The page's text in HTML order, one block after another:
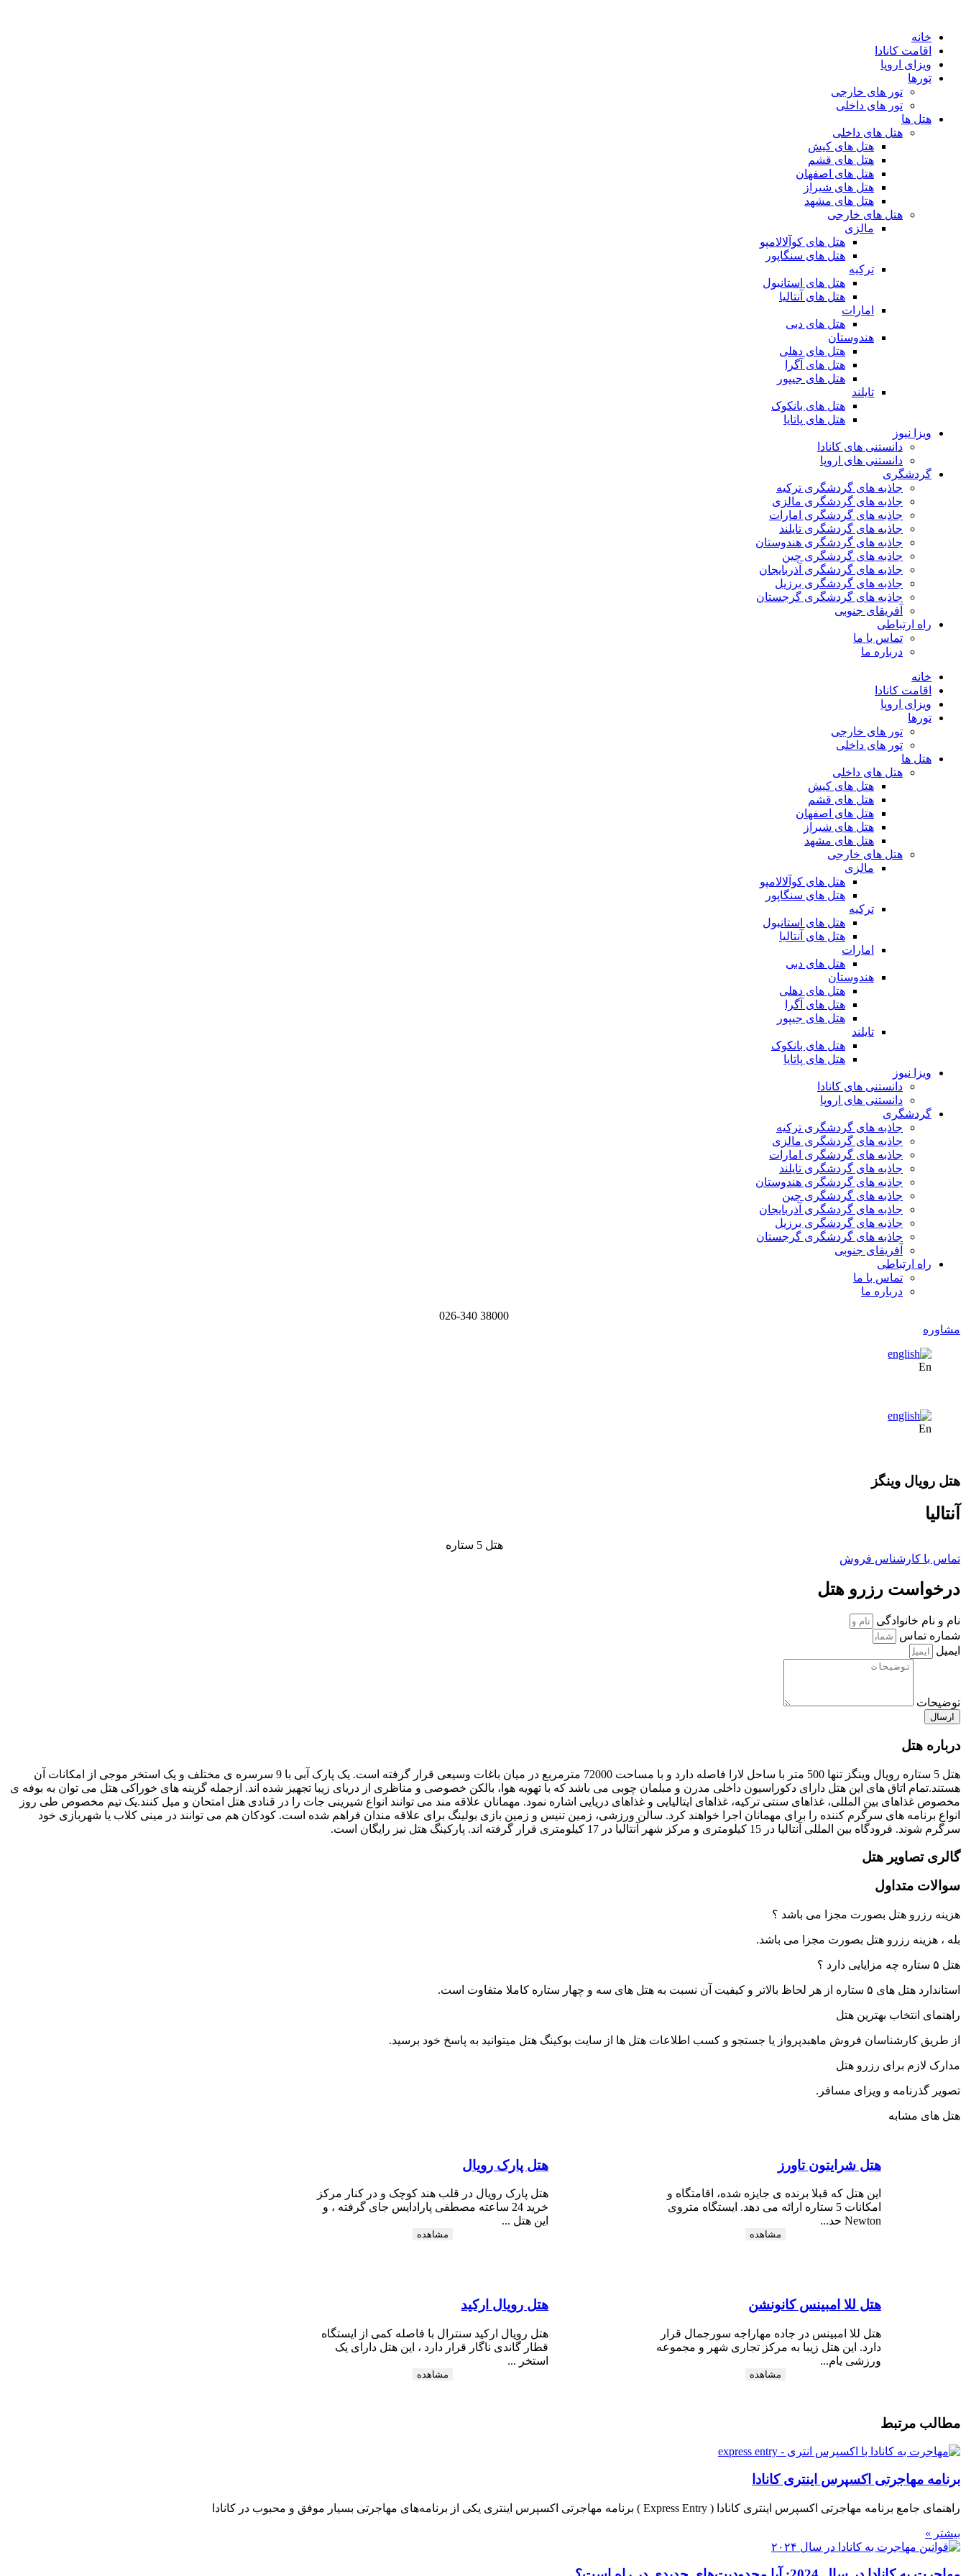
محتوا
خانه
اقامت کانادا
ویزای اروپا
تورها
تور های خارجی
تور های داخلی
هتل ها
هتل های داخلی
هتل های کیش
هتل های قشم
هتل های اصفهان
هتل های شیراز
هتل های مشهد
هتل های خارجی
مالزی
هتل های کوآلالامپو
هتل های سنگاپور
ترکیه
هتل های استانبول
هتل های آنتالیا
امارات
هتل های دبی
هندوستان
هتل های دهلی
هتل های آگرا
هتل های جیپور
تایلند
هتل های بانکوک
هتل های پاتایا
ویزا نیوز
دانستنی های کانادا
دانستنی های اروپا
گردشگری
جاذبه های گردشگری ترکیه
جاذبه های گردشگری مالزی
جاذبه های گردشگری امارات
جاذبه های گردشگری تایلند
جاذبه های گردشگری هندوستان
جاذبه های گردشگری چین
جاذبه های گردشگری آذربایجان
جاذبه های گردشگری برزیل
جاذبه های گردشگری گرجستان
آفریقای جنوبی
راه ارتباطی
تماس با ما
درباره ما
خانه
اقامت کانادا
ویزای اروپا
تورها
تور های خارجی
تور های داخلی
هتل ها
هتل های داخلی
هتل های کیش
هتل های قشم
هتل های اصفهان
هتل های شیراز
هتل های مشهد
هتل های خارجی
مالزی
هتل های کوآلالامپو
هتل های سنگاپور
ترکیه
هتل های استانبول
هتل های آنتالیا
امارات
هتل های دبی
هندوستان
هتل های دهلی
هتل های آگرا
هتل های جیپور
تایلند
هتل های بانکوک
هتل های پاتایا
ویزا نیوز
دانستنی های کانادا
دانستنی های اروپا
گردشگری
جاذبه های گردشگری ترکیه
جاذبه های گردشگری مالزی
جاذبه های گردشگری امارات
جاذبه های گردشگری تایلند
جاذبه های گردشگری هندوستان
جاذبه های گردشگری چین
جاذبه های گردشگری آذربایجان
جاذبه های گردشگری برزیل
جاذبه های گردشگری گرجستان
آفریقای جنوبی
راه ارتباطی
تماس با ما
درباره ما
38000 026-340
مشاوره
En
En
هتل رویال وینگز
آنتالیا
هتل 5 ستاره
تماس با کارشناس فروش
درخواست رزرو هتل
نام و نام خانوادگی
شماره تماس
ایمیل
توضیحات
ارسال
درباره هتل
هتل 5 ستاره رویال وینگز تنها 500 متر با ساحل لارا فاصله دارد و با مساحت 72000 مترمربع در میان باغات وسیعی قرار گرفته است. یک پارک آبی با 9 سرسره ی مختلف و یک استخر موجی از امکانات آن
هستند.تمام اتاق های این هتل دارای دکوراسیون داخلی مدرن و مبلمان چوبی می باشد که با تهویه هوا، بالکن خصوصی و مناظری از دریای زیبا تجهیز شده اند. ازجمله گزینه های خوراکی هتل می توان به بوفه ی
مخصوص غذاهای بین المللی، غذاهای سنتی ترکیه، غذاهای ایتالیایی و غذاهای دریایی اشاره نمود. مهمانان علاقه مند می توانند انواع شیرینی جات را در قنادی هتل امتحان و میل کنند.یک تیم مخصوص طی روز
انواع برنامه های سرگرم کننده را برای مهمانان اجرا خواهند کرد. سالن ورزشی، زمین تنیس و زمین بازی بولینگ برای علاقه مندان فراهم شده است. کودکان هم می توانند در مینی کلاب یا شهربازی خود
سرگرم شوند. فرودگاه بین المللی آنتالیا در 15 کیلومتری و مرکز شهر آنتالیا در 17 کیلومتری قرار گرفته اند. پارکینگ هتل نیز رایگان است.
گالری تصاویر هتل
سوالات متداول
هزینه رزرو هتل بصورت مجزا می باشد ؟
بله ، هزینه رزرو هتل بصورت مجزا می باشد.
هتل ۵ ستاره چه مزایایی دارد ؟
استاندارد هتل های ۵ ستاره از هر لحاظ بالاتر و کیفیت آن نسبت به هتل های سه و چهار ستاره کاملا متفاوت است.
راهنمای انتخاب بهترین هتل
از طریق کارشناسان فروش ماهبدپرواز یا جستجو و کسب اطلاعات هتل ها از سایت بوکینگ هتل میتوانید به پاسخ خود برسید.
مدارک لازم برای رزرو هتل
تصویر گذرنامه و ویزای مسافر.
هتل های مشابه
هتل شرایتون تاورز
این هتل که قبلا برنده ی جایزه شده، اقامتگاه و
امکانات 5 ستاره ارائه می دهد. ایستگاه متروی
Newton حد...
مشاهده
هتل پارک رویال
هتل پارک رویال در قلب هند کوچک و در کنار مرکز
​​خرید 24 ساعته مصطفی پارادایس جای گرفته ، و
این هتل ...
مشاهده
هتل للا امبینس کانونشن
هتل للا امبینس در جاده مهاراجه سورجمال قرار
دارد. این هتل زیبا به مرکز تجاری شهر و مجموعه
ورزشی یام...
مشاهده
هتل رویال ارکید
هتل رویال ارکید سنترال با فاصله کمی از ایستگاه
قطار گاندی ناگار قرار دارد ، این هتل دارای یک
استخر ...
مشاهده
مطالب مرتبط
برنامه مهاجرتی اکسپرس اینتری کانادا
راهنمای جامع برنامه مهاجرتی اکسپرس اینتری کانادا ( Express Entry ) برنامه مهاجرتی اکسپرس اینتری یکی از برنامه‌های مهاجرتی بسیار موفق و محبوب در کانادا
بیشتر »